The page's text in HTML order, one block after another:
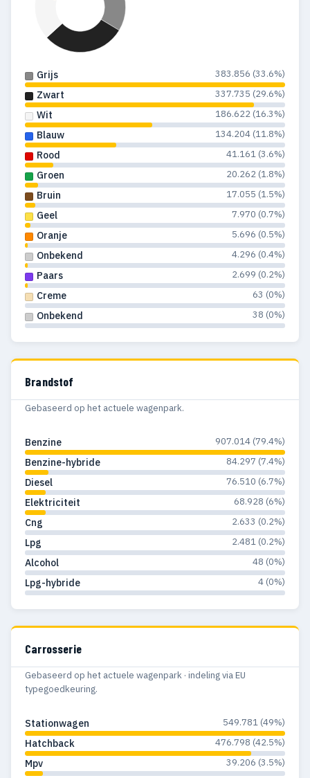
1.481
1.143
1992 683
1991 2.130 854
1990 824
1989 1.608 774
1988 1.248 601
1987 765
1986 2.291 1.357
1985 1.106
1984 1.904 1.120
1982 1.893 794
1981
1979 749
1978 935 494
1977 372
1976 705 315
1975 362
1974 1.667 561
1972
1971 1.622
1969 1.231 357
1968 1.080 326
Grijs 383.856 (33.6%)
Zwart 337.735 (29.6%)
Wit 186.622 (16.3%)
Blauw 134.204 (11.8%)
Rood 41.161 (3.6%)
Groen 20.262 (1.8%)
Bruin 17.055 (1.5%)
Geel 7.970 (0.7%)
Oranje 5.696 (0.5%)
Onbekend 4.296 (0.4%)
Paars 2.699 (0.2%)
Creme 63 (0%)
Onbekend 38 (0%)
Brandstof
Gebaseerd op het actuele wagenpark.
Benzine 907.014 (79.4%)
Benzine-hybride 84.297 (7.4%)
Diesel 76.510 (6.7%)
Elektriciteit 68.928 (6%)
Cng 2.633 (0.2%)
Lpg 2.481 (0.2%)
Alcohol 48 (0%)
Lpg-hybride 4 (0%)
Carrosserie
Gebaseerd op het actuele wagenpark · indeling via EU
typegoedkeuring.
Stationwagen 549.781 (49%)
Hatchback 476.798 (42.5%)
Mpv 39.206 (3.5%)